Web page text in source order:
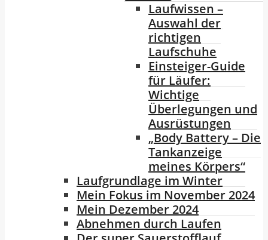
Laufwissen –
Auswahl der
richtigen
Laufschuhe
Einsteiger-Guide
für Läufer:
Wichtige
Überlegungen und
Ausrüstungen
„Body Battery – Die
Tankanzeige
meines Körpers“
Laufgrundlage im Winter
Mein Fokus im November 2024
Mein Dezember 2024
Abnehmen durch Laufen